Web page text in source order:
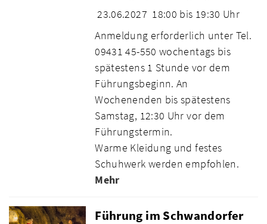
23.06.2027 18:00 bis 19:30 Uhr
Anmeldung erforderlich unter Tel.
09431 45-550 wochentags bis
spätestens 1 Stunde vor dem
Führungsbeginn. An
Wochenenden bis spätestens
Samstag, 12:30 Uhr vor dem
Führungstermin.
Warme Kleidung und festes
Schuhwerk werden empfohlen.
Mehr
Führung im Schwandorfer